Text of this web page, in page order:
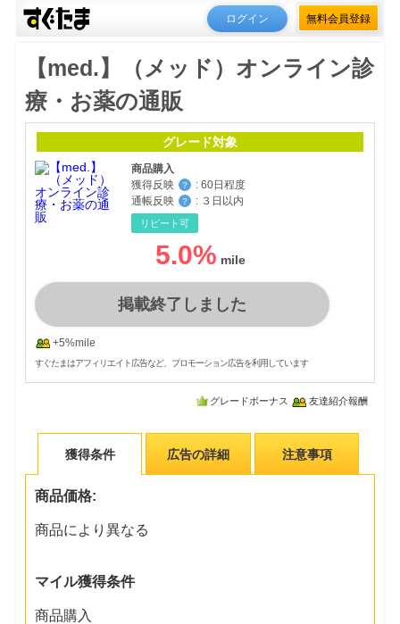
ログイン 無料会員登録
【med.】（メッド）オンライン診
療・お薬の通販
グレード対象
商品購入
獲得反映
？ : 60日程度
通帳反映
？ : ３日以内
リピート可
5.0%
掲載終了しました
+5%mile
すぐたまはアフィリエイト広告など、プロモーション広告を利用しています
グレードボーナス 友達紹介報酬
獲得条件 広告の詳細 注意事項
商品価格:
商品により異なる
マイル獲得条件
商品購入